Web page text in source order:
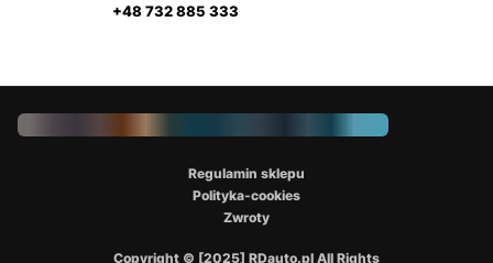
+48 732 885 333
Copyright © [2025] RDauto.pl All Rights
Regulamin sklepu
Polityka-cookies
Zwroty